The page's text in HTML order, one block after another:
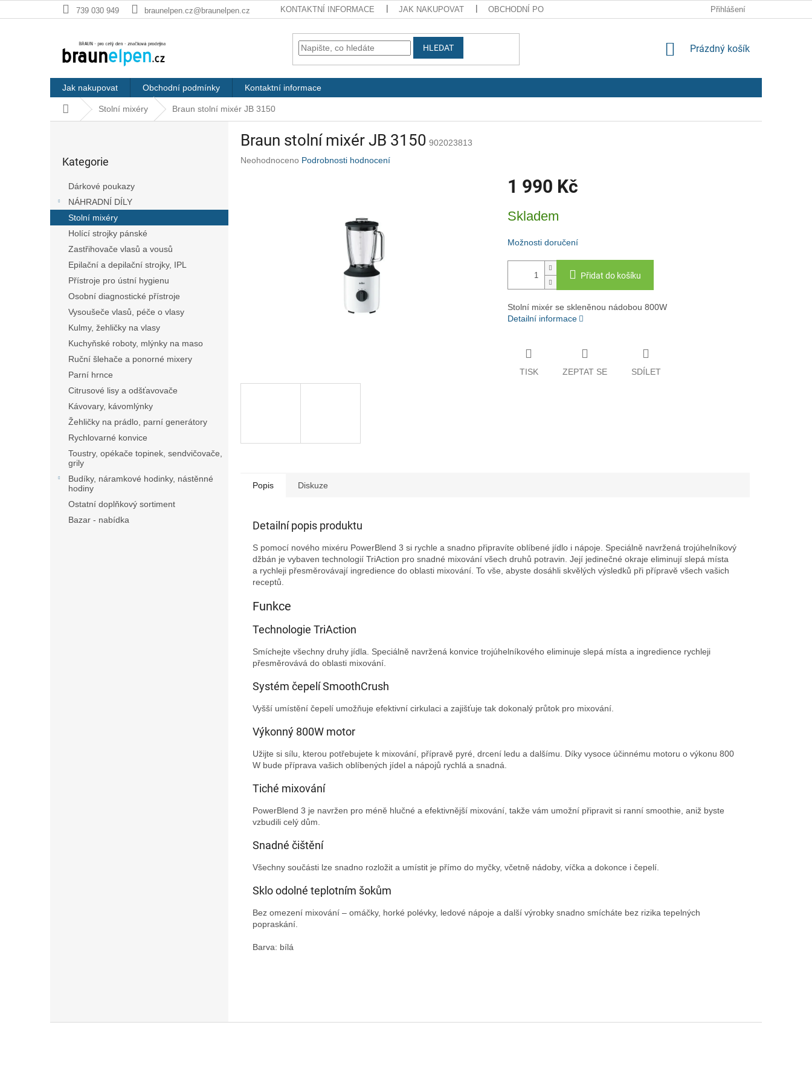
na
739 030 949 braunelpen.cz@braunelpen.cz KONTAKTNÍ INFORMACE JAK NAKUPOVAT OBCHODNÍ PODMÍNKY ZPRACOVÁNÍ OSOBNÍCH ÚDAJŮPřihlášení
HLEDAT
NÁKUPNÍ
Prázdný košík
Jak nakupovat Obchodní podmínky Kontaktní informace
Domů Stolní mixéry Braun stolní mixér JB 3150
n
kategorie
Kategorie
Dárkové poukazy
NÁHRADNÍ DÍLY
Stolní mixéry
Holící strojky pánské
Zastřihovače vlasů a vousů
Epilační a depilační strojky, IPL
Přístroje pro ústní hygienu
Osobní diagnostické přístroje
Vysoušeče vlasů, péče o vlasy
Kulmy, žehličky na vlasy
Kuchyňské roboty, mlýnky na maso
Ruční šlehače a ponorné mixery
Parní hrnce
Citrusové lisy a odšťavovače
Kávovary, kávomlýnky
Žehličky na prádlo, parní generátory
Rychlovarné konvice
Toustry, opékače topinek, sendvičovače,
grily
Budíky, náramkové hodinky, nástěnné
hodiny
Ostatní doplňkový sortiment
Bazar - nabídka
Braun stolní mixér JB 3150 902023813
Průměrné
Neohodnoceno Podrobnosti hodnocení
1 990 Kč
cena:
Skladem
Možnosti doručení
Přidat do košíku
Stolní mixér se skleněnou nádobou 800W
Detailní informace
TISK ZEPTAT SE SDÍLET
Popis Diskuze
Detailní popis produktu
S pomocí nového mixéru PowerBlend 3 si rychle a snadno připravíte oblíbené jídlo i nápoje. Speciálně navržená trojúhelníkový
džbán je vybaven technologií TriAction pro snadné mixování všech druhů potravin. Její jedinečné okraje eliminují slepá místa
a rychleji přesměrovávají ingredience do oblasti mixování. To vše, abyste dosáhli skvělých výsledků při přípravě všech vašich
receptů.
Funkce
Technologie TriAction
Smíchejte všechny druhy jídla. Speciálně navržená konvice trojúhelníkového eliminuje slepá místa a ingredience rychleji
přesměrovává do oblasti mixování.
Systém čepelí SmoothCrush
Vyšší umístění čepelí umožňuje efektivní cirkulaci a zajišťuje tak dokonalý průtok pro mixování.
Výkonný 800W motor
Užijte si sílu, kterou potřebujete k mixování, přípravě pyré, drcení ledu a dalšímu. Díky vysoce účinnému motoru o výkonu 800
W bude příprava vašich oblíbených jídel a nápojů rychlá a snadná.
Tiché mixování
PowerBlend 3 je navržen pro méně hlučné a efektivnější mixování, takže vám umožní připravit si ranní smoothie, aniž byste
vzbudili celý dům.
Snadné čištění
Všechny součásti lze snadno rozložit a umístit je přímo do myčky, včetně nádoby, víčka a dokonce i čepelí.
Sklo odolné teplotním šokům
Bez omezení mixování – omáčky, horké polévky, ledové nápoje a další výrobky snadno smícháte bez rizika tepelných
popraskání.
Barva: bílá